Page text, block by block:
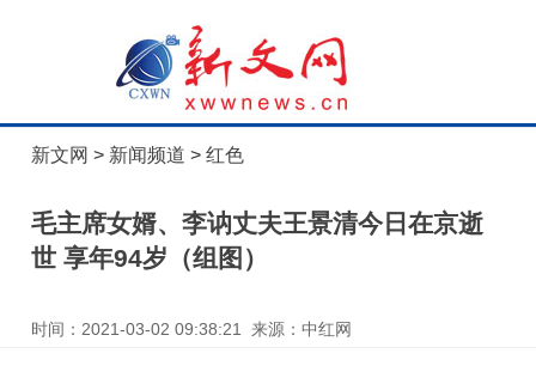
新文网 > 新闻频道 >红色
毛主席女婿、李讷丈夫王景清今日在京逝
世 享年94岁（组图）
时间：2021-03-02 09:38:21 来源：中红网